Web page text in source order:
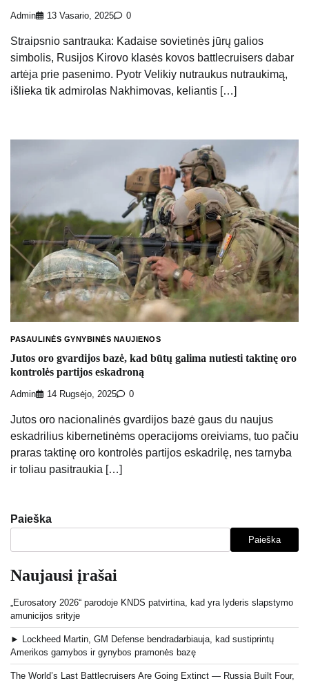
Admin 13 Vasario, 2025 0
Straipsnio santrauka: Kadaise sovietinės jūrų galios
simbolis, Rusijos Kirovo klasės kovos battlecruisers dabar
artėja prie pasenimo. Pyotr Velikiy nutraukus nutraukimą,
išlieka tik admirolas Nakhimovas, keliantis […]
PASAULINĖS GYNYBINĖS NAUJIENOS
Jutos oro gvardijos bazė, kad būtų galima nutiesti taktinę oro
kontrolės partijos eskadroną
Admin 14 Rugsėjo, 2025 0
Jutos oro nacionalinės gvardijos bazė gaus du naujus
eskadrilius kibernetinėms operacijoms oreiviams, tuo pačiu
praras taktinę oro kontrolės partijos eskadrilę, nes tarnyba
ir toliau pasitraukia […]
Paieška
Paieška
Naujausi įrašai
„Eurosatory 2026“ parodoje KNDS patvirtina, kad yra lyderis slapstymo
amunicijos srityje
► Lockheed Martin, GM Defense bendradarbiauja, kad sustiprintų
Amerikos gamybos ir gynybos pramonės bazę
The World’s Last Battlecruisers Are Going Extinct — Russia Built Four,